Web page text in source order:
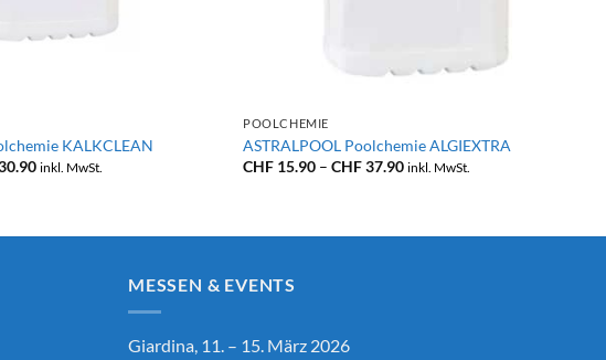
KALKCLEAN
Preisspanne:
inkl. MwSt.
POOLCHEMIE
ASTRALPOOL Poolchemie ALGIEXTRA
CHF 15.90 –CHF37.90Preisspanne:
inkl. MwSt.
MESSEN & EVENTS
Giardina, 11. – 15. März 2026